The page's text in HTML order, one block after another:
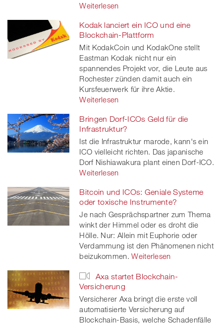
Weiterlesen
Kodak lanciert ein ICO und eine
Blockchain-Plattform
Mit KodakCoin und KodakOne stellt
Eastman Kodak nicht nur ein
spannendes Projekt vor, die Leute aus
Rochester zünden damit auch ein
Kursfeuerwerk für ihre Aktie.
Weiterlesen
Bringen Dorf-ICOs Geld für die
Infrastruktur?
Ist die Infrastruktur marode, kann's ein
ICO vielleicht richten. Das japanische
Dorf Nishiawakura plant einen Dorf-ICO.
Weiterlesen
Bitcoin und ICOs: Geniale Systeme
oder toxische Instrumente?
Je nach Gesprächspartner zum Thema
winkt der Himmel oder es droht die
Hölle. Nur: Allein mit Euphorie oder
Verdammung ist den Phänomenen nicht
beizukommen. Weiterlesen
Axa startet Blockchain-
Versicherung
Versicherer Axa bringt die erste voll
automatisierte Versicherung auf
Blockchain-Basis, welche Schadenfälle